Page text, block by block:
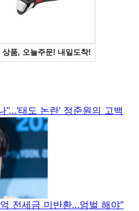
태도 논란’ 정준원의 고백
전세금 미반환…엄벌 해야”